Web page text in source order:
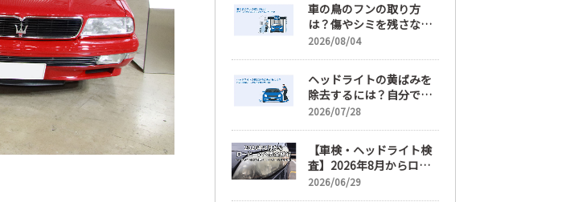
車の鳥のフンの取り方
は？傷やシミを残さない
正しい落とし方と予防策
2026/08/04
ヘッドライトの黄ばみを
除去するには？自分で綺
麗にする手順と業者費用
2026/07/28
【車検・ヘッドライト検
査】2026年8月からロー
ビームへ完全移行、ヘッ
2026/06/29